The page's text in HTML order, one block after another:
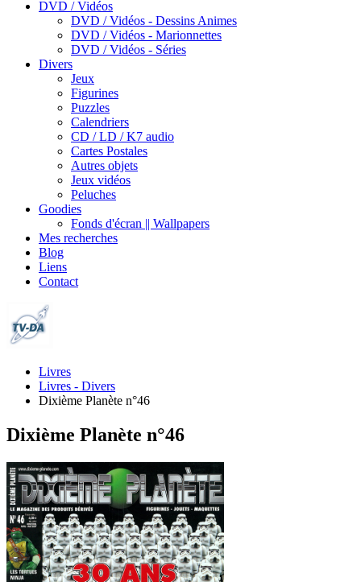
DVD / Vidéos
DVD / Vidéos - Dessins Animes
DVD / Vidéos - Marionnettes
DVD / Vidéos - Séries
Divers
Jeux
Figurines
Puzzles
Calendriers
CD / LD / K7 audio
Cartes Postales
Autres objets
Jeux vidéos
Peluches
Goodies
Fonds d'écran || Wallpapers
Mes recherches
Blog
Liens
Contact
Livres
Livres - Divers
Dixième Planète n°46
Dixième Planète n°46